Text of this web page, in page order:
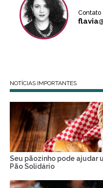
Contato
NOTÍCIAS IMPORTANTES
Seu pãozinho pode ajudar
Pão Solidário